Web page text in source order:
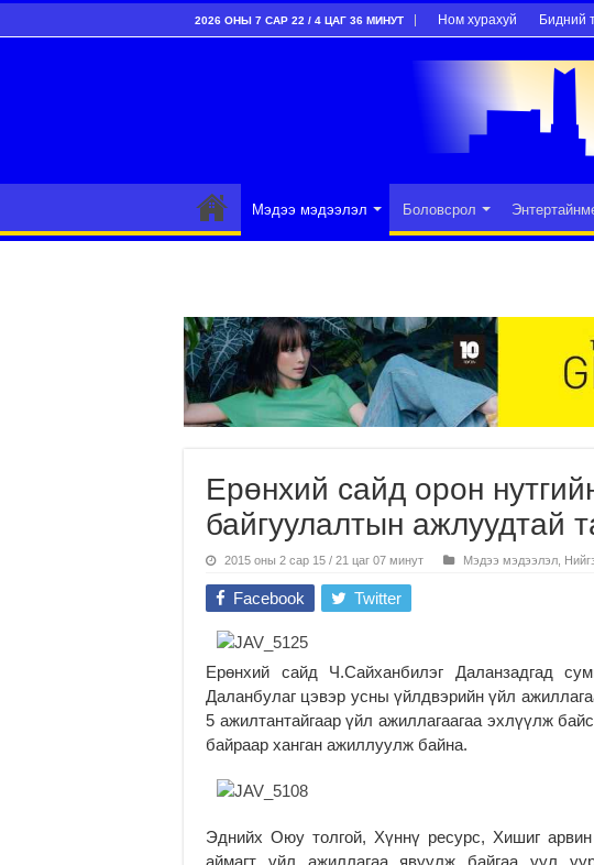
2026 ОНЫ 7 САР 22 / 4 ЦАГ 36 МИНУТ Ном хурахуй Бидний
Мэдээ мэдээлэл Боловсрол
Ерөнхий сайд орон
байгуулалтын ажлуудтай
2015 оны 2 сар 15 / 21 цаг 07 минут Мэдээ мэдээлэл
Facebook Twitter
Ерөнхий сайд Ч.Сайханбилэг Даланзадгад
Даланбулаг цэвэр усны үйлдвэрийн үйл
5 ажилтантайгаар үйл ажиллагаагаа эхлүүлж
байраар ханган ажиллуулж байна.
Эднийх Оюу толгой, Хүннү ресурс, Хишиг
аймагт үйл ажиллагаа явуулж байгаа уул